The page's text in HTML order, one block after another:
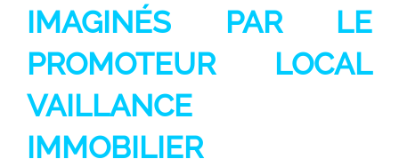
IMAGINÉS PAR LE
PROMOTEUR LOCAL
VAILLANCE
IMMOBILIER